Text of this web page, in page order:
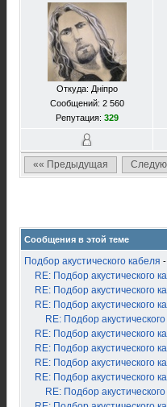
Откуда: Дніпро
Сообщений: 2 560
Репутация: 329
«« Предыдущая
Сообщения в этой теме
Подбор акустического кабеля -
RE: Подбор акустического
RE: Подбор акустического
RE: Подбор акустического
RE: Подбор
RE: Подбор акустического
RE: Подбор акустического
RE: Подбор акустического
RE: Подбор акустического
RE: Подбор